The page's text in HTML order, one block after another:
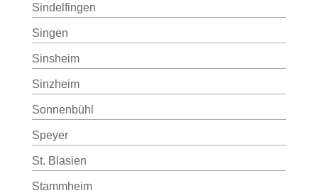
Sindelfingen
Singen
Sinsheim
Sinzheim
Sonnenbühl
Speyer
St. Blasien
Stammheim